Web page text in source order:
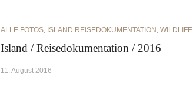
ALLE FOTOS, ISLAND REISEDOKUMENTATION , WILDLIFE
Island / Reisedokumentation / 2016
11. August 2016